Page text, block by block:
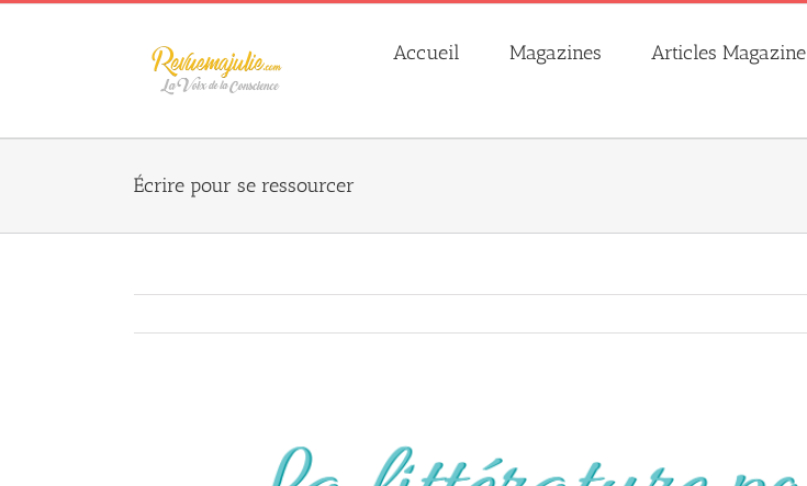
Skip
Accueil Magazines Articles Magazine
Écrire pour se ressourcer